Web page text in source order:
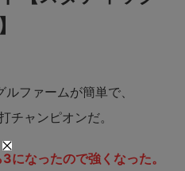
ファームが簡単で、
チャンピオンだ。
なったので強くなった。